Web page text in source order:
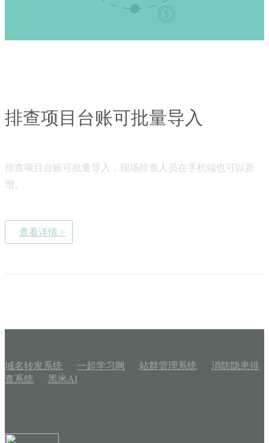
排查项目台账可批量导入
排查项目台账可批量导入，现场排查人员在手机端也可以新
增。
查看详情 >
域名转发系统 一起学习网 站群管理系统
消防隐患排
查系统
黑米AI